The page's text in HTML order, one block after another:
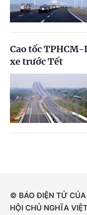
Cao tốc
xe trước Tết
© BÁO ĐIỆN TỬ CỦA
HỘI CHỦ NGHĨA